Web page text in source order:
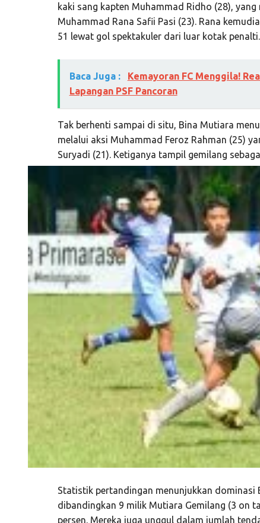
kaki sang kapten Muhammad Ridho (28),
Muhammad Rana Safii Pasi (23). Rana
51 lewat gol spektakuler dari luar kotak penalti.
Baca Juga :
Kemayoran FC Menggila!
Lapangan PSF Pancoran
Tak berhenti sampai di situ, Bina Mutiara
melalui aksi Muhammad Feroz Rahman (25)
Suryadi (21). Ketiganya tampil gemilang
Statistik pertandingan menunjukkan dominasi
dibandingkan 9 milik Mutiara Gemilang (3 on
persen. Mereka juga unggul dalam jumlah